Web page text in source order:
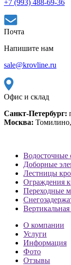
+7 (993) 488-69-36
Почта
Напишите нам
sale@krovline.ru
Офис и склад
Санкт-Петербург:
Москва: Томилино,
Водосточные
Доборные
Лестницы
Ограждения
Переходные
О компании
Услуги
Информация
Фото
Отзывы